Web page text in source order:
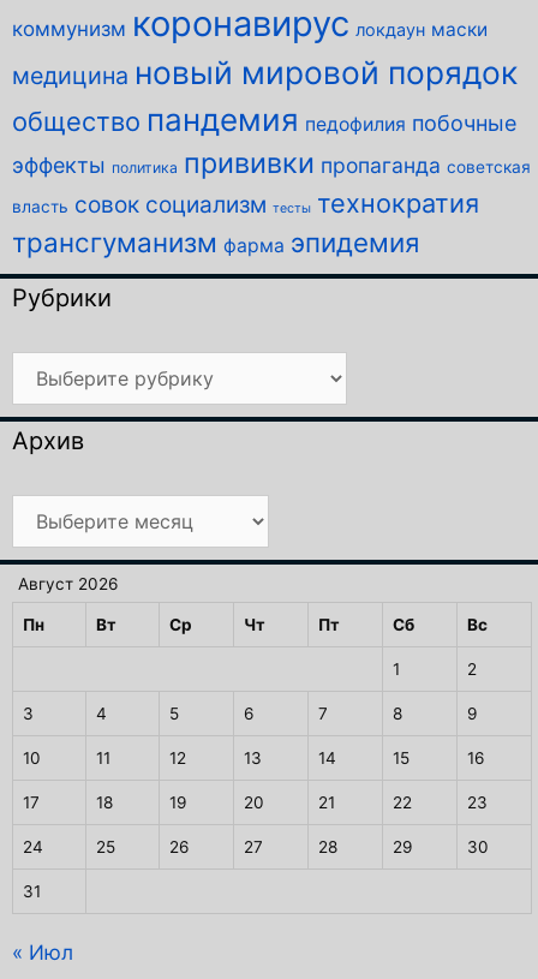
коммунизм коронавирус локдаун маски
медицина новый мировой порядок
общество пандемия педофилия побочные
эффекты политика прививки пропаганда советская
власть совок социализм тесты технократия
трансгуманизм фарма эпидемия
Рубрики
Архив
Август 2026
Пн Вт Ср Чт Пт Сб Вс
1 2
3 4 5 6 7 8 9
10 11 12 13 14 15 16
17 18 19 20 21 22 23
24 25 26 27 28 29 30
31
« Июл